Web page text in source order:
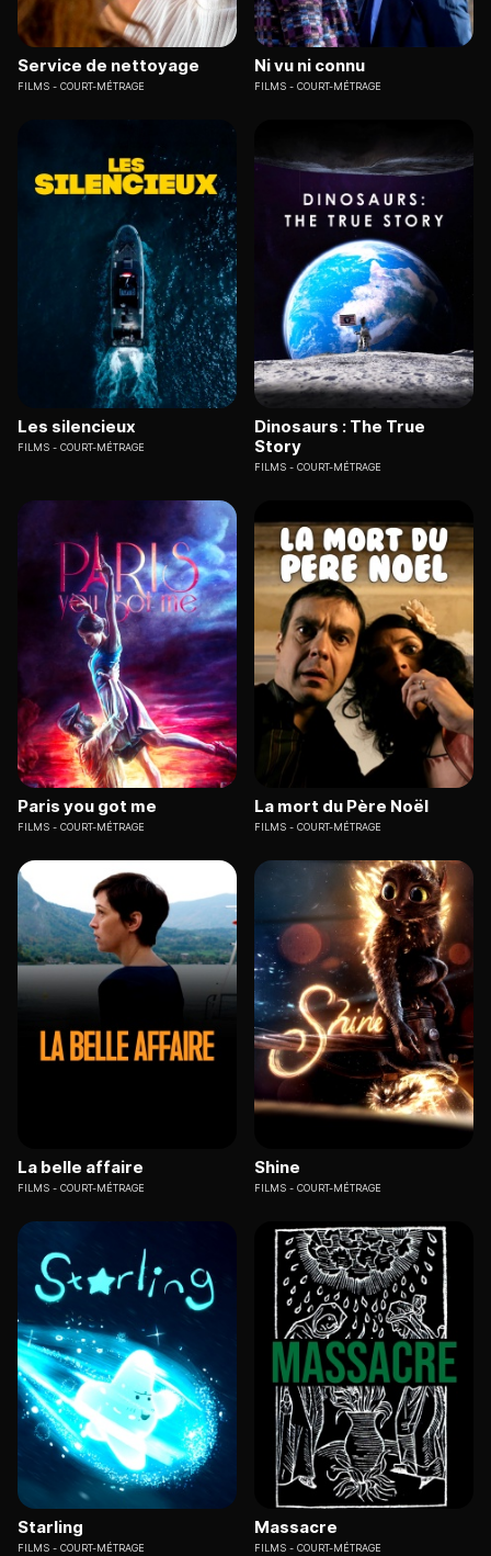
Service de nettoyage
FILMS COURT-MÉTRAGE
Ni vu ni connu
FILMS COURT-MÉTRAGE
Les silencieux
FILMS COURT-MÉTRAGE
Dinosaurs : The True
Story
FILMS COURT-MÉTRAGE
Paris you got me
FILMS COURT-MÉTRAGE
La mort du Père Noël
FILMS COURT-MÉTRAGE
La belle affaire
FILMS COURT-MÉTRAGE
Shine
FILMS COURT-MÉTRAGE
Starling
FILMS COURT-MÉTRAGE
Massacre
FILMS COURT-MÉTRAGE